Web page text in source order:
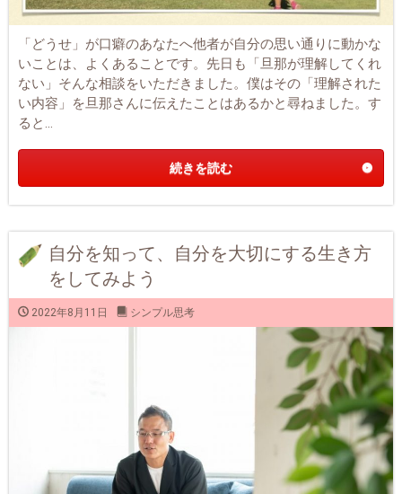
「どうせ」が口癖のあなたへ他者が自分の思い通りに動かな
いことは、よくあることです。先日も「旦那が理解してくれ
ない」そんな相談をいただきました。僕はその「理解された
い内容」を旦那さんに伝えたことはあるかと尋ねました。す
ると...
続きを読む
自分を知って、自分を大切にする生き方
をしてみよう
2022年8月11日 シンプル思考